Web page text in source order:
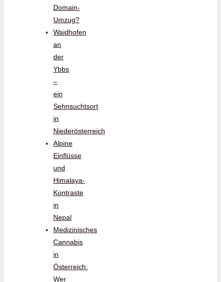
Domain-
Umzug?
Waidhofen
an
der
Ybbs
–
ein
Sehnsuchtsort
in
Niederösterreich
Alpine
Einflüsse
und
Himalaya-
Kontraste
in
Nepal
Medizinisches
Cannabis
in
Österreich:
Wer